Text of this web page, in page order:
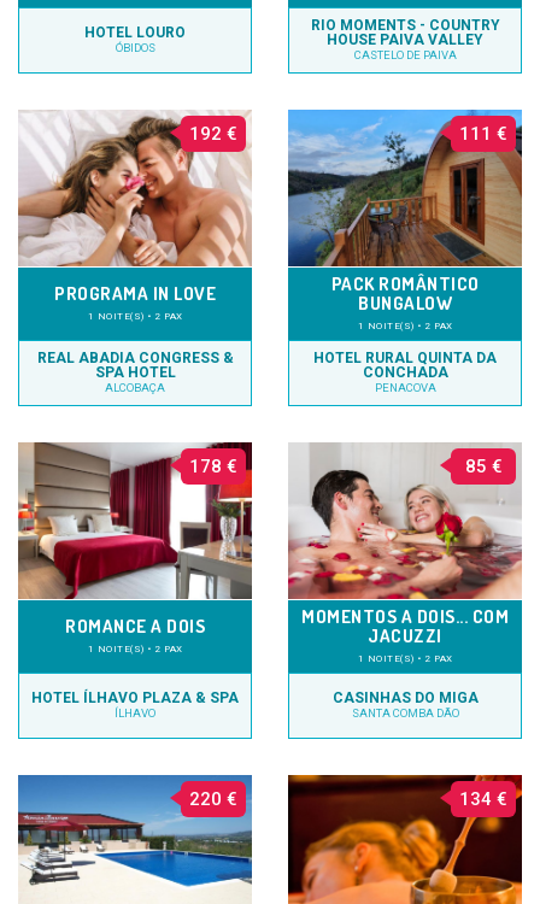
HOTEL LOURO
ÓBIDOS
RIO MOMENTS - COUNTRY
HOUSE PAIVA VALLEY
CASTELO DE PAIVA
192 €
PROGRAMA IN LOVE
1 NOITE(S) • 2 PAX
REAL ABADIA CONGRESS &
SPA HOTEL
ALCOBAÇA
111 €
PACK ROMÂNTICO
BUNGALOW
1 NOITE(S) • 2 PAX
HOTEL RURAL QUINTA DA
CONCHADA
PENACOVA
178 €
ROMANCE A DOIS
1 NOITE(S) • 2 PAX
HOTEL ÍLHAVO PLAZA & SPA
ÍLHAVO
85 €
MOMENTOS A DOIS... COM
JACUZZI
1 NOITE(S) • 2 PAX
CASINHAS DO MIGA
SANTA COMBA DÃO
220 € 134 €